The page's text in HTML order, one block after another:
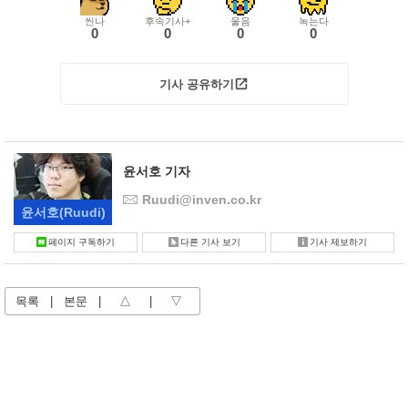
씬나
0
후속기사+
0
울음
0
녹는다
0
기사 공유하기
윤서호(Ruudi)
윤서호 기자
Ruudi@inven.co.kr
페이지 구독하기 다른 기사 보기 기사 제보하기
목록 본문 △ ▽